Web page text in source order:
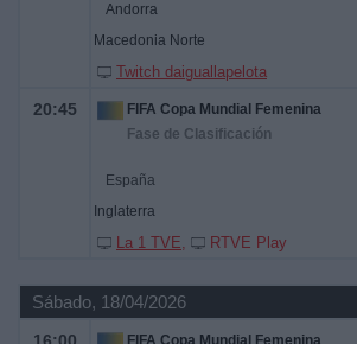
Andorra
Macedonia Norte
Twitch daiguallapelota
20:45
FIFA Copa Mundial Femenina
Fase de Clasificación
España
Inglaterra
La 1 TVE RTVE Play
Sábado, 18/04/2026
FIFA Copa Mundial Femenina